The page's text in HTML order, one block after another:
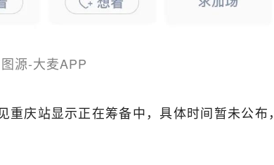
图源-大麦APP
重庆站显示正在筹备中，具体时间暂未公布，